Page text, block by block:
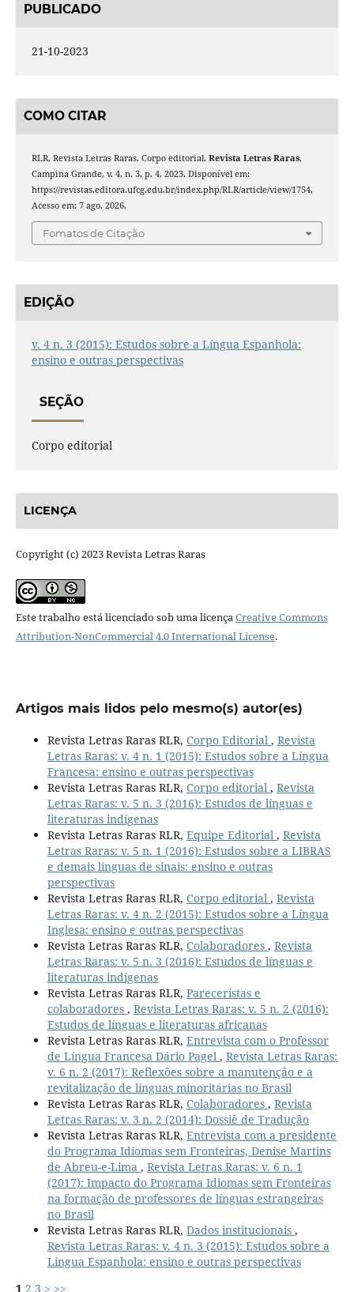
PUBLICADO
21-10-2023
COMO CITAR
RLR, Revista Letras Raras. Corpo editorial. Revista Letras Raras,
Campina Grande, v. 4, n. 3, p. 4, 2023. Disponível em:
https://revistas.editora.ufcg.edu.br/index.php/RLR/article/view/1754.
Acesso em: 7 ago. 2026.
Fomatos de Citação
EDIÇÃO
v. 4 n. 3 (2015): Estudos sobre a Língua Espanhola:
ensino e outras perspectivas
SEÇÃO
Corpo editorial
LICENÇA
Copyright (c) 2023 Revista Letras Raras
Este trabalho está licenciado sob uma licençaCreative Commons
Attribution-NonCommercial 4.0 International License.
Artigos mais lidos pelo mesmo(s) autor(es)
Revista Letras Raras RLR, Corpo Editorial , Revista
Letras Raras: v. 4 n. 1 (2015): Estudos sobre a Língua
Francesa: ensino e outras perspectivas
Revista Letras Raras RLR, Corpo editorial , Revista
Letras Raras: v. 5 n. 3 (2016): Estudos de línguas e
literaturas indígenas
Revista Letras Raras RLR, Equipe Editorial , Revista
Letras Raras: v. 5 n. 1 (2016): Estudos sobre a LIBRAS
e demais línguas de sinais: ensino e outras
perspectivas
Revista Letras Raras RLR, Corpo editorial , Revista
Letras Raras: v. 4 n. 2 (2015): Estudos sobre a Língua
Inglesa: ensino e outras perspectivas
Revista Letras Raras RLR, Colaboradores , Revista
Letras Raras: v. 5 n. 3 (2016): Estudos de línguas e
literaturas indígenas
Revista Letras Raras RLR, Pareceristas e
colaboradores , Revista Letras Raras: v. 5 n. 2 (2016):
Estudos de línguas e literaturas africanas
Revista Letras Raras RLR, Entrevista com o Professor
de Língua Francesa Dário Pagel , Revista Letras Raras:
v. 6 n. 2 (2017): Reflexões sobre a manutenção e a
revitalização de línguas minoritárias no Brasil
Revista Letras Raras RLR, Colaboradores , Revista
Letras Raras: v. 3 n. 2 (2014): Dossiê de Tradução
Revista Letras Raras RLR, Entrevista com a presidente
do Programa Idiomas sem Fronteiras, Denise Martins
de Abreu-e-Lima , Revista Letras Raras: v. 6 n. 1
(2017): Impacto do Programa Idiomas sem Fronteiras
na formação de professores de línguas estrangeiras
no Brasil
Revista Letras Raras RLR, Dados institucionais ,
Revista Letras Raras: v. 4 n. 3 (2015): Estudos sobre a
Língua Espanhola: ensino e outras perspectivas
1 2 3 > >>